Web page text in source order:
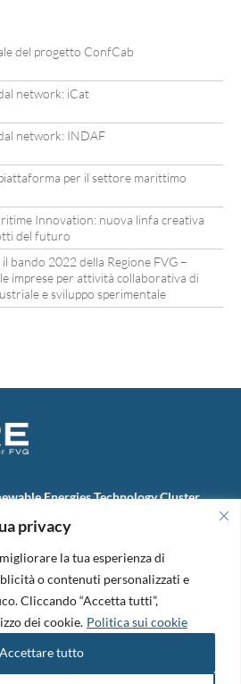
privacy
la tua esperienza di
o contenuti personalizzati e
Cliccando “Accetta tutti”,
dei cookie. Politica sui cookie
Accettare tutto
del progetto ConfCab
network: iCat
network: INDAF
per il settore marittimo
Innovation: nuova linfa creativa
del futuro
bando 2022 della Regione FVG –
imprese per attività collaborativa di
e sviluppo sperimentale
Energies Technology Cluster
01138620313
M5UXCR1
development by
Policy|Amm. Trasparente|Bandi &